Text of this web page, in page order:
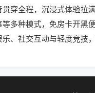
穿全程，沉浸式体验拉
多种模式，免房卡开黑
、社交互动与轻度竞技